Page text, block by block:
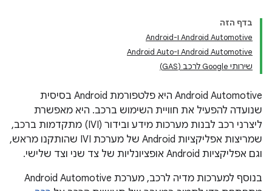
בדף הזה
‫Android Automotive ו-Android
‫Android Automotive ו-Android Auto
שירותי Google לרכב (GAS)
‫Android Automotive היא פלטפורמת Android בסיסית
שנועדה להפעיל את חוויית השימוש ברכב. היא מאפשרת
ליצרני רכב לבנות מערכות מידע ובידור (IVI) מתקדמות ברכב,
שמריצות אפליקציות Android של מערכת IVI שהותקנו מראש,
וגם אפליקציות Android אופציונליות של צד שני וצד שלישי.
בנוסף למערכות מדיה לרכב, מערכת Android Automotive